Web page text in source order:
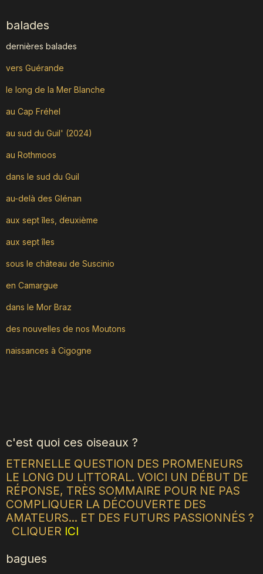
balades
dernières balades
vers Guérande
le long de la Mer Blanche
au Cap Fréhel
au sud du Guil' (2024)
au Rothmoos
dans le sud du Guil
au-delà des Glénan
aux sept îles, deuxième
aux sept îles
sous le château de Suscinio
en Camargue
dans le Mor Braz
des nouvelles de nos Moutons
naissances à Cigogne
c'est quoi ces oiseaux ?
ETERNELLE QUESTION DES PROMENEURS
LE LONG DU LITTORAL. VOICI UN DÉBUT DE
RÉPONSE, TRÈS SOMMAIRE POUR NE PAS
COMPLIQUER LA DÉCOUVERTE DES
AMATEURS... ET DES FUTURS PASSIONNÉS ?
CLIQUER ICI
bagues